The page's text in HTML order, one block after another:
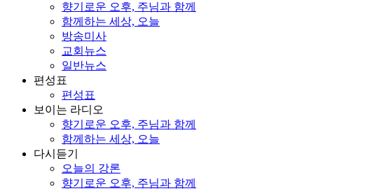
향기로운 오후, 주님과 함께
함께하는 세상, 오늘
방송미사
교회뉴스
일반뉴스
편성표
편성표
보이는 라디오
향기로운 오후, 주님과 함께
함께하는 세상, 오늘
다시듣기
오늘의 강론
향기로운 오후, 주님과 함께